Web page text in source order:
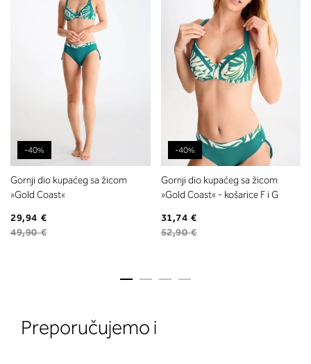
-40%
Gornji dio kupaćeg sa žicom
»Gold Coast«
29,94 €
49,90 €
-40%
Gornji dio kupaćeg sa žicom
»Gold Coast« - košarice F i G
31,74 €
52,90 €
Preporučujemo i